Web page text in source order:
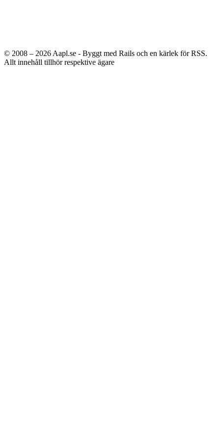
© 2008 – 2026 Aapl.se - Byggt med Rails och en kärlek för RSS.
Allt innehåll tillhör respektive ägare